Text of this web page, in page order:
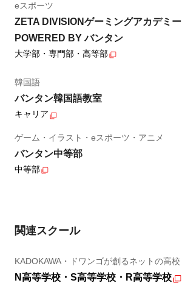
eスポーツ
ZETA DIVISIONゲーミングアカデミー
POWERED BY バンタン
大学部・専門部・高等部
韓国語
バンタン韓国語教室
キャリア
ゲーム・イラスト・eスポーツ・アニメ
バンタン中等部
中等部
関連スクール
KADOKAWA・ドワンゴが創るネットの高校
N高等学校・S高等学校・R高等学校